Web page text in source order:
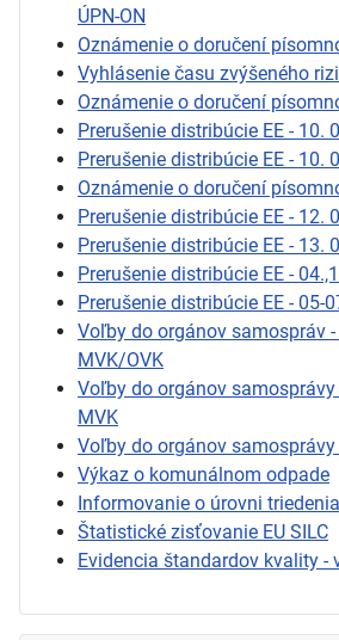
ÚPN-ON
Oznámenie o doručení
Vyhlásenie času zvýšeného
Oznámenie o doručení
Prerušenie distribúcie EE - 10.
Prerušenie distribúcie EE - 10.
Oznámenie o doručení
Prerušenie distribúcie EE - 12.
Prerušenie distribúcie EE - 13.
Prerušenie distribúcie EE -
Prerušenie distribúcie EE - 05-
Voľby do orgánov samospráv
MVK/OVK
Voľby do orgánov
MVK
Voľby do orgánov
Výkaz o komunálnom odpade
Informovanie o úrovni
Štatistické zisťovanie EU SILC
Evidencia štandardov kvality -